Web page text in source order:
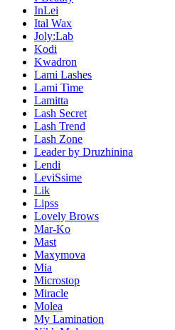
InLei
Ital Wax
Joly:Lab
Kodi
Kwadron
Lami Lashes
Lami Time
Lamitta
Lash Secret
Lash Trend
Lash Zone
Leader by Druzhinina
Lendi
LeviSsime
Lik
Lipss
Lovely Brows
Mar-Ko
Mast
Maxymova
Mia
Microstop
Miracle
Molea
My Lamination